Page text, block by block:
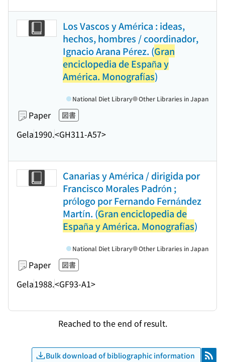
Los Vascos y América : ideas,
hechos, hombres / coordinador,
Ignacio Arana Pérez. (Gran
enciclopedia de España y
América. Monografías)
Paper 図書
Gela1990.<GH311-A57>
National Diet Library Other Libraries in Japan
Canarias y América / dirigida por
Francisco Morales Padrón ;
prólogo por Fernando Fernández
Martín. (Gran enciclopedia de
España y América. Monografías)
Paper 図書
Gela1988.<GF93-A1>
National Diet Library Other Libraries in Japan
Reached to the end of result.
Bulk download of bibliographic information